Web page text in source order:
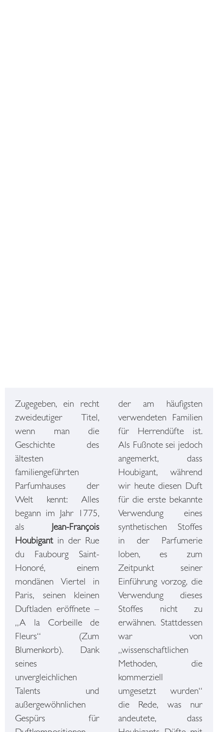
Zugegeben, ein recht
zweideutiger Titel,
wenn man die
Geschichte des
ältesten
familiengeführten
Parfumhauses der
Welt kennt: Alles
begann im Jahr 1775,
als Jean-François
Houbigant in der Rue
du Faubourg Saint-
Honoré, einem
mondänen Viertel in
Paris, seinen kleinen
Duftladen eröffnete –
„A la Corbeille de
Fleurs“ (Zum
Blumenkorb). Dank
seines
unvergleichlichen
Talents und
außergewöhnlichen
Gespürs für
der am häufigsten
verwendeten Familien
für Herrendüfte ist.
Als Fußnote sei jedoch
angemerkt, dass
Houbigant, während
wir heute diesen Duft
für die erste bekannte
Verwendung eines
synthetischen Stoffes
in der Parfumerie
loben, es zum
Zeitpunkt seiner
Einführung vorzog, die
Verwendung dieses
Stoffes nicht zu
erwähnen. Stattdessen
war von
„wissenschaftlichen
Methoden, die
kommerziell
umgesetzt wurden“
die Rede, was nur
andeutete, dass